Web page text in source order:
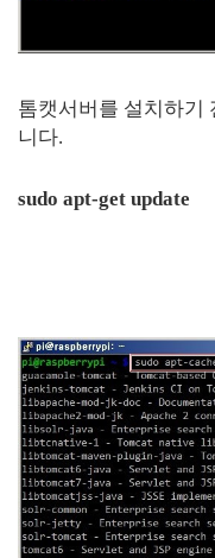
톰캣서버를 설치하기
니다.
sudo apt-get update